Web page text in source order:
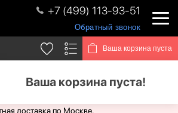
+7 (499) 113-93-51
Обратный звонок
Ваша корзина пуста
Ваша корзина пуста!
21:00 без выходных. Для Вас доступен
доставка по Москве.